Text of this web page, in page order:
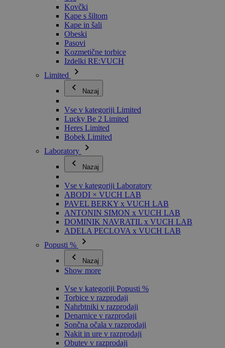
Kovčki
Kape s šiltom
Kape in šali
Obeski
Pasovi
Kozmetične torbice
Izdelki RE:VUCH
Limited
Nazaj
Vse v kategoriji Limited
Lucky Be 2 Limited
Heres Limited
Bobek Limited
Laboratory
Nazaj
Vse v kategoriji Laboratory
ABODI × VUCH LAB
PAVEL BERKY x VUCH LAB
ANTONIN SIMON x VUCH LAB
DOMINIK NAVRATIL x VUCH LAB
ADELA PECLOVA x VUCH LAB
Popusti %
Nazaj
Show more
Vse v kategoriji Popusti %
Torbice v razprodaji
Nahrbtniki v razprodaji
Denarnice v razprodaji
Sončna očala v razprodaji
Nakit in ure v razprodaji
Obutev v razprodaji